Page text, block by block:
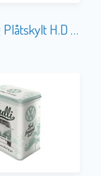
Nyckelring Plåtskylt H.D Garage